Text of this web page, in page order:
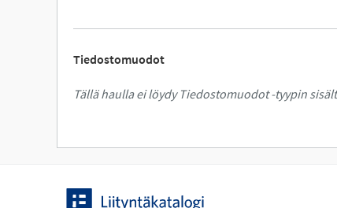
Tiedostomuodot
Tällä haulla ei löydy Tiedostomuodot -tyypin